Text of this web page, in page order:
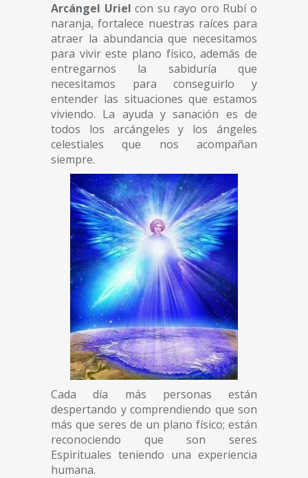
Arcángel Uriel con su rayo oro Rubí o
naranja, fortalece nuestras raíces para
atraer la abundancia que necesitamos
para vivir este plano físico, además de
entregarnos la sabiduría que
necesitamos para conseguirlo y
entender las situaciones que estamos
viviendo. La ayuda y sanación es de
todos los arcángeles y los ángeles
celestiales que nos acompañan
siempre.
Cada día más personas están
despertando y comprendiendo que son
más que seres de un plano físico; están
reconociendo que son seres
Espirituales teniendo una experiencia
humana.